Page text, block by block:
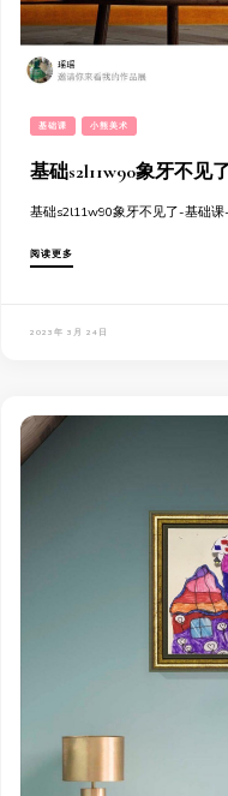
基础课 小熊美术
基础s2l11w90象牙不见
基础s2l11w90象牙不见了-基础课
阅读更多
2023年 3月 24日